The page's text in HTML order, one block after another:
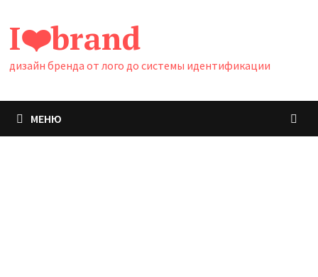
содержимому
I❤️brand
дизайн бренда от лого до системы идентификации
МЕНЮ